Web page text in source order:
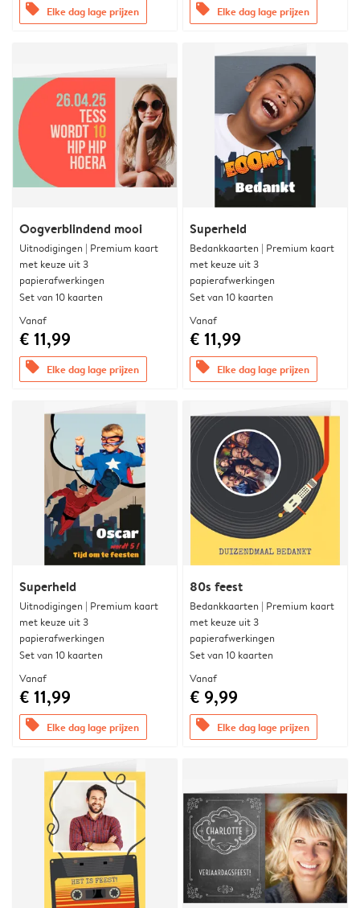
offers Elke dag lage prijzen offers Elke dag lage prijzen
Oogverblindend mooi
Uitnodigingen | Premium kaart
met keuze uit 3
papierafwerkingen
Set van 10 kaarten
Vanaf
€ 11,99
offers Elke dag lage prijzen
Superheld
Bedankkaarten | Premium kaart
met keuze uit 3
papierafwerkingen
Set van 10 kaarten
Vanaf
€ 11,99
offers Elke dag lage prijzen
Superheld
Uitnodigingen | Premium kaart
met keuze uit 3
papierafwerkingen
Set van 10 kaarten
Vanaf
€ 11,99
offers Elke dag lage prijzen
80s feest
Bedankkaarten | Premium kaart
met keuze uit 3
papierafwerkingen
Set van 10 kaarten
Vanaf
€ 9,99
offers Elke dag lage prijzen